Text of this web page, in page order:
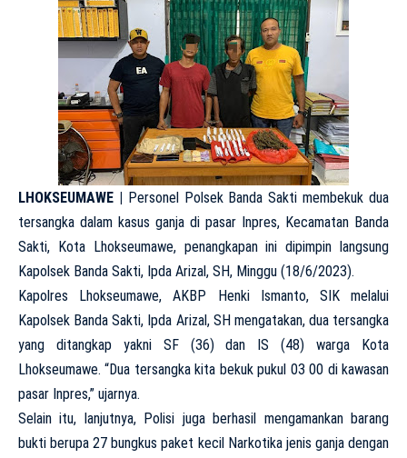
LHOKSEUMAWE | Personel Polsek Banda Sakti membekuk dua
tersangka dalam kasus ganja di pasar Inpres, Kecamatan Banda
Sakti, Kota Lhokseumawe, penangkapan ini dipimpin langsung
Kapolsek Banda Sakti, Ipda Arizal, SH, Minggu (18/6/2023).
Kapolres Lhokseumawe, AKBP Henki Ismanto, SIK melalui
Kapolsek Banda Sakti, Ipda Arizal, SH mengatakan, dua tersangka
yang ditangkap yakni SF (36) dan IS (48) warga Kota
Lhokseumawe. “Dua tersangka kita bekuk pukul 03 00 di kawasan
pasar Inpres,” ujarnya.
Selain itu, lanjutnya, Polisi juga berhasil mengamankan barang
bukti berupa 27 bungkus paket kecil Narkotika jenis ganja dengan